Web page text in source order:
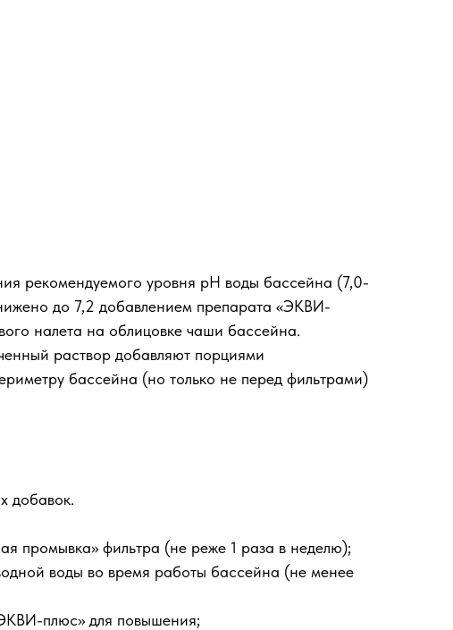
рекомендуемого уровня рН воды бассейна (7,0-
до 7,2 добавлением препарата «ЭКВИ-
налета на облицовке чаши бассейна.
раствор добавляют порциями
бассейна (но только не перед фильтрами)
добавок.
промывка» фильтра (не реже 1 раза в неделю);
воды во время работы бассейна (не менее
плюс» для повышения;